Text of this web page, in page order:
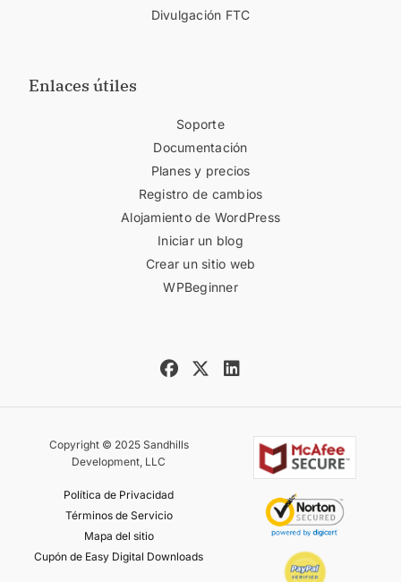
Divulgación FTC
Enlaces útiles
Soporte
Documentación
Planes y precios
Registro de cambios
Alojamiento de WordPress
Iniciar un blog
Crear un sitio web
WPBeginner
Copyright © 2025 Sandhills
Development, LLC
Política de Privacidad
Términos de Servicio
Mapa del sitio
Cupón de Easy Digital Downloads